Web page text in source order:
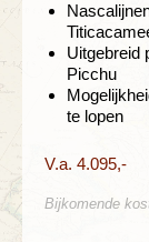
Uitgebreid
Picchu
te lopen
V.a. 4.095,-
Bijkomende